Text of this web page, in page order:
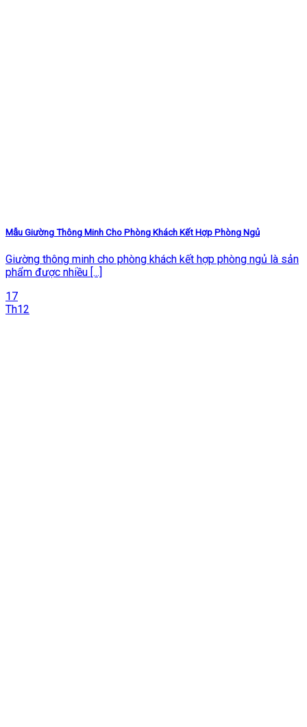
Mẫu Giường Thông Minh Cho Phòng Khách Kết Hợp Phòng Ngủ
Giường thông minh cho phòng khách kết hợp phòng ngủ là sản
phẩm được nhiều [...]
17
Th12